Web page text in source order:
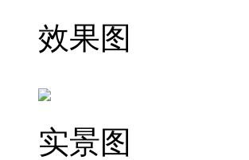
效果图
实景图